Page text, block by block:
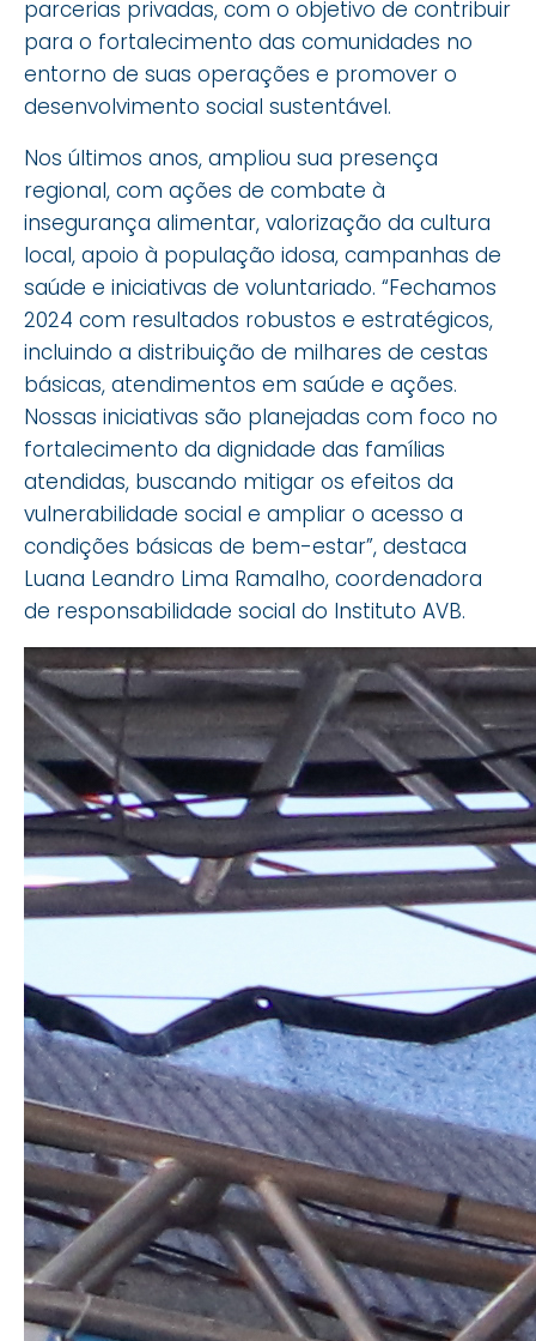
parcerias privadas, com o objetivo de contribuir
para o fortalecimento das comunidades no
entorno de suas operações e promover o
desenvolvimento social sustentável.
Nos últimos anos, ampliou sua presença
regional, com ações de combate à
insegurança alimentar, valorização da cultura
local, apoio à população idosa, campanhas de
saúde e iniciativas de voluntariado. “Fechamos
2024 com resultados robustos e estratégicos,
incluindo a distribuição de milhares de cestas
básicas, atendimentos em saúde e ações.
Nossas iniciativas são planejadas com foco no
fortalecimento da dignidade das famílias
atendidas, buscando mitigar os efeitos da
vulnerabilidade social e ampliar o acesso a
condições básicas de bem-estar”, destaca
Luana Leandro Lima Ramalho, coordenadora
de responsabilidade social do Instituto AVB.